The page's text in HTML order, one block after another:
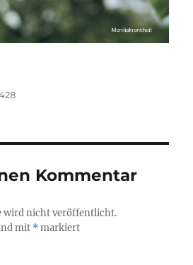
Kommentar
wird nicht veröffentlicht.
mit *markiert